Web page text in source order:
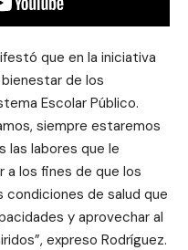
que en la iniciativa
de los
Escolar Público.
siempre estaremos
las labores que le
a los fines de que los
de salud que
y aprovechar al
expreso Rodríguez.